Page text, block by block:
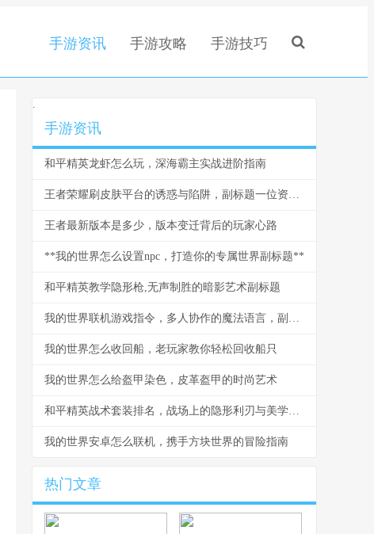
手游资讯 手游攻略 手游技巧
.
手游资讯
和平精英龙虾怎么玩，深海霸主实战进阶指南
王者荣耀刷皮肤平台的诱惑与陷阱，副标题一位资深玩家的深度思考与警示
王者最新版本是多少，版本变迁背后的玩家心路
**我的世界怎么设置npc，打造你的专属世界副标题**
和平精英教学隐形枪,无声制胜的暗影艺术副标题
我的世界联机游戏指令，多人协作的魔法语言，副标题，资深玩家的指挥艺术
我的世界怎么收回船，老玩家教你轻松回收船只
我的世界怎么给盔甲染色，皮革盔甲的时尚艺术
和平精英战术套装排名，战场上的隐形利刃与美学密码
我的世界安卓怎么联机，携手方块世界的冒险指南
热门文章